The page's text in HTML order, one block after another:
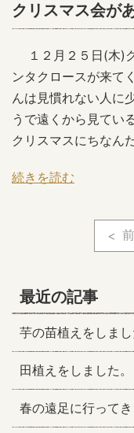
クリスマス会が
１２月２５日(木)
ンタクロースが来て
んは見慣れない人に
うで遠くから見てい
クリスマスにちなん
続きを読む
最近の記事
芋の苗植えをしまし
田植えをしました。
春の遠足に行ってき